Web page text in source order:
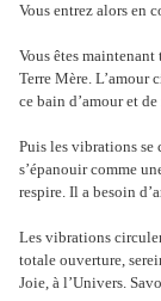
Vous entrez alors en
Vous êtes
Terre Mère. L’amour
ce bain d’amour et
Puis les vibrations se
s’épanouir comme
respire. Il a besoin
Les vibrations
totale ouverture,
Joie, à l’Univers.